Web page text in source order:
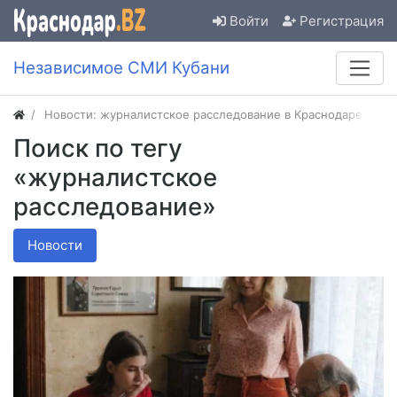
Войти Регистрация
Независимое СМИ Кубани
Новости: журналистское расследование в Краснодаре
Поиск по тегу
«журналистское
расследование»
Новости